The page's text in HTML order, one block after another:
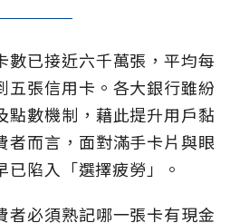
數已接近六千萬張，平均每
五張信用卡。各大銀行雖紛
點數機制，藉此提升用戶黏
者而言，面對滿手卡片與眼
陷入「選擇疲勞」。
者必須熟記哪一張卡有現金